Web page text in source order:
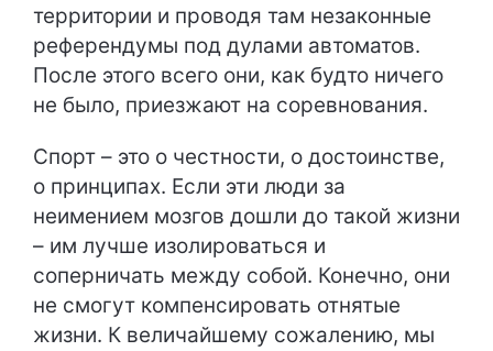
территории и проводя там незаконные
референдумы под дулами автоматов.
После этого всего они, как будто ничего
не было, приезжают на соревнования.
Спорт – это о честности, о достоинстве,
о принципах. Если эти люди за
неимением мозгов дошли до такой жизни
– им лучше изолироваться и
соперничать между собой. Конечно, они
не смогут компенсировать отнятые
жизни. К величайшему сожалению, мы